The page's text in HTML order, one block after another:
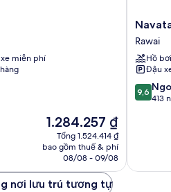
miễn phí
Giá
hiện
tại
1.284.257 ₫
1.284.257 ₫
Tổng 1.524.414 ₫
bao gồm thuế & phí
08/08 - 09/08
Phuket
Resort
Rawai
Rawai
Hồ bơi
Đậu
9.6
trên
xét
9,6
413
nơi lưu trú tương tự